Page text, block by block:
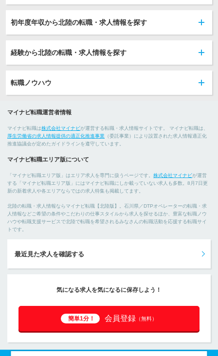
初年度年収から北陸の転職・求人情報を探す
経験から北陸の転職・求人情報を探す
転職ノウハウ
マイナビ転職運営者情報
マイナビ転職は株式会社マイナビが運営する転職・求人情報サイトです。 マイナビ転職は、
厚生労働省の求人情報提供の適正化推進事業 （委託事業）により設置された求人情報適正化
推進協議会が定めたガイドラインを遵守しています。
マイナビ転職エリア版について
「マイナビ転職エリア版」はエリア求人を専門に扱うページです。 株式会社マイナビが運営
する「マイナビ転職エリア版」にはマイナビ転職にしか載っていない求人も多数。8月7日更
新の新着求人や各エリアならではの求人特集も掲載してます。
北陸の転職・求人情報ならマイナビ転職【北陸版】。石川県／DTPオペレーターの転職・求
人情報などご希望の条件やこだわりの仕事スタイルから求人を探せるほか、豊富な転職ノウ
ハウや転職支援サービスで北陸で転職を希望されるみなさんの転職活動を応援する転職サイ
トです。
最近見た求人を確認する
気になる求人を気になるに保存しよう！
簡単1分！ 会員登録 （無料）